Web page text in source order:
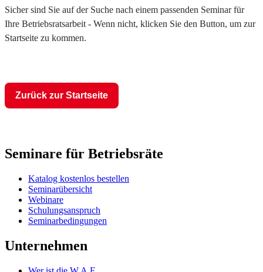
Sicher sind Sie auf der Suche nach einem passenden Seminar für
Ihre Betriebsratsarbeit - Wenn nicht, klicken Sie den Button, um zur
Startseite zu kommen.
Zurück zur Startseite
Seminare für Betriebsräte
Katalog kostenlos bestellen
Seminarübersicht
Webinare
Schulungsanspruch
Seminarbedingungen
Unternehmen